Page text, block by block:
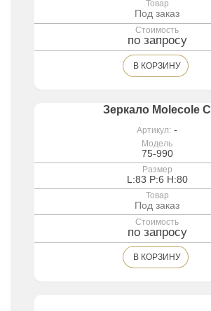
Товар
Под заказ
Стоимость
по запросу
В КОРЗИНУ
Зеркало Molecole C
Артикул: -
Модель
75-990
Размер
L:83 P:6 H:80
Товар
Под заказ
Стоимость
по запросу
В КОРЗИНУ